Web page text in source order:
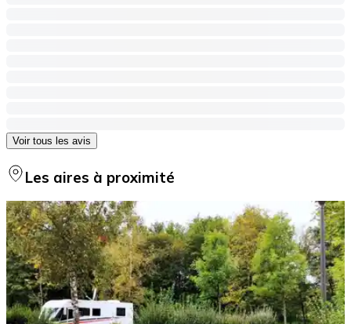
Voir tous les avis
Les aires à proximité